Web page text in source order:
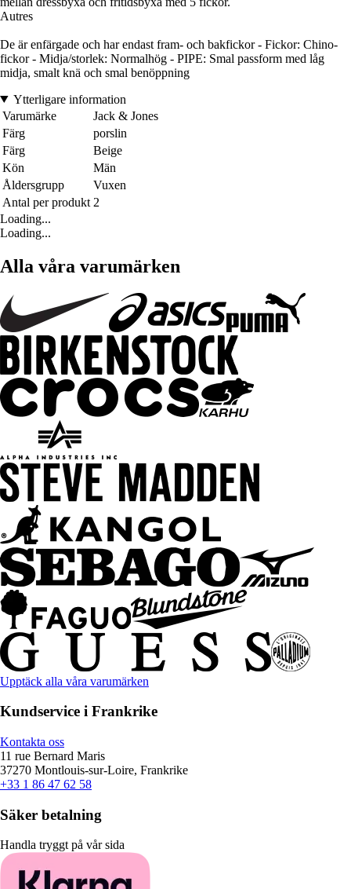
Autres
De är enfärgade och har endast fram- och bakfickor - Fickor: Chino-
fickor - Midja/storlek: Normalhög - PIPE: Smal passform med låg
midja, smalt knä och smal benöppning
Ytterligare information
Varumärke
Jack & Jones
Färg
porslin
Färg
Beige
Kön
Män
Åldersgrupp
Vuxen
Antal per produkt 2
Loading...
Loading...
Alla våra varumärken
Upptäck alla våra varumärken
Kundservice i Frankrike
Kontakta oss
11 rue Bernard Maris
37270 Montlouis-sur-Loire, Frankrike
+33 1 86 47 62 58
Säker betalning
Handla tryggt på vår sida